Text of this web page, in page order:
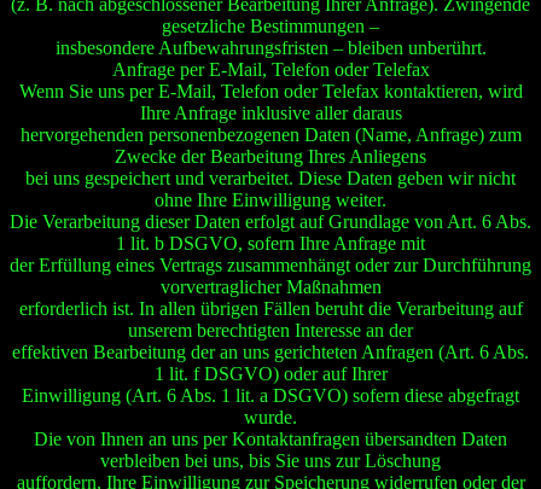
(z. B. nach abgeschlossener Bearbeitung Ihrer Anfrage). Zwingende
gesetzliche Bestimmungen –
insbesondere Aufbewahrungsfristen – bleiben unberührt.
Anfrage per E-Mail, Telefon oder Telefax
Wenn Sie uns per E-Mail, Telefon oder Telefax kontaktieren, wird
Ihre Anfrage inklusive aller daraus
hervorgehenden personenbezogenen Daten (Name, Anfrage) zum
Zwecke der Bearbeitung Ihres Anliegens
bei uns gespeichert und verarbeitet. Diese Daten geben wir nicht
ohne Ihre Einwilligung weiter.
Die Verarbeitung dieser Daten erfolgt auf Grundlage von Art. 6 Abs.
1 lit. b DSGVO, sofern Ihre Anfrage mit
der Erfüllung eines Vertrags zusammenhängt oder zur Durchführung
vorvertraglicher Maßnahmen
erforderlich ist. In allen übrigen Fällen beruht die Verarbeitung auf
unserem berechtigten Interesse an der
effektiven Bearbeitung der an uns gerichteten Anfragen (Art. 6 Abs.
1 lit. f DSGVO) oder auf Ihrer
Einwilligung (Art. 6 Abs. 1 lit. a DSGVO) sofern diese abgefragt
wurde.
Die von Ihnen an uns per Kontaktanfragen übersandten Daten
verbleiben bei uns, bis Sie uns zur Löschung
auffordern, Ihre Einwilligung zur Speicherung widerrufen oder der